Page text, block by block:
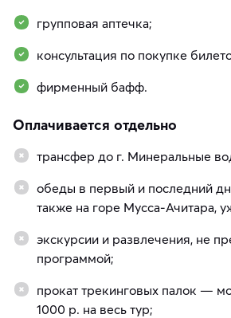
групповая аптечка;
консультация по покупке
фирменный бафф.
Оплачивается отдельно
трансфер до г. Минеральные
обеды в первый и последний
также на горе Мусса-Ачитара,
экскурсии и развлечения, не
программой;
прокат трекинговых палок —
1000 р. на весь тур;